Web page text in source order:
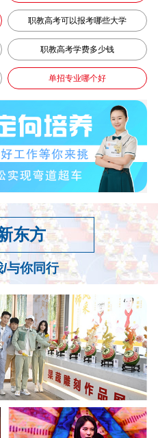
职教高考可以报考哪些大学
职教高考学费多少钱
单招专业哪个好
东方
与你同行